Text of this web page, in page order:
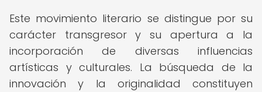
Este movimiento literario se distingue por su
carácter transgresor y su apertura a la
incorporación de diversas influencias
artísticas y culturales. La búsqueda de la
innovación y la originalidad constituyen